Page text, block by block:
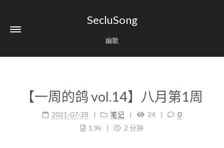
SecluSong
幽歌
【一周的鸽 vol.14】八月第1周
2021-07-28 笔记 24
0
1.9k
2 分钟